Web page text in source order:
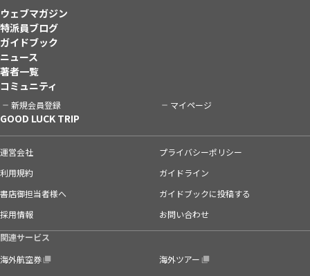
ウェブマガジン
特派員ブログ
ガイドブック
ニュース
著者一覧
コミュニティ
新規会員登録 マイページ
GOOD LUCK TRIP
運営会社
プライバシーポリシー
利用規約
ガイドライン
書店御担当者様へ
ガイドブックに投稿する
採用情報
お問い合わせ
関連サービス
海外航空券
海外ツアー